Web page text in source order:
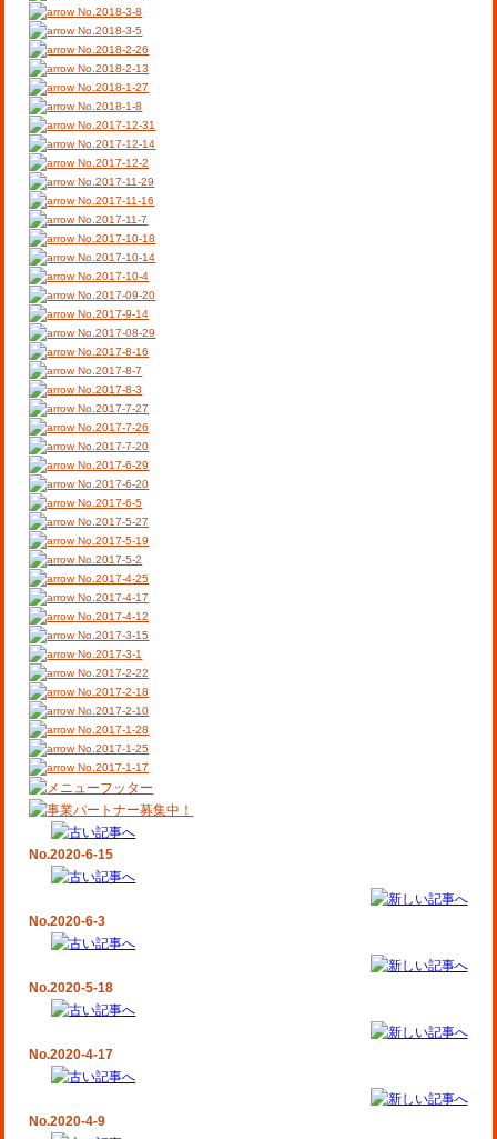
No.2018-3-8
No.2018-3-5
No.2018-2-26
No.2018-2-13
No.2018-1-27
No.2018-1-8
No.2017-12-31
No.2017-12-14
No.2017-12-2
No.2017-11-29
No.2017-11-16
No.2017-11-7
No.2017-10-18
No.2017-10-14
No.2017-10-4
No.2017-09-20
No.2017-9-14
No.2017-08-29
No.2017-8-16
No.2017-8-7
No.2017-8-3
No.2017-7-27
No.2017-7-26
No.2017-7-20
No.2017-6-29
No.2017-6-20
No.2017-6-5
No.2017-5-27
No.2017-5-19
No.2017-5-2
No.2017-4-25
No.2017-4-17
No.2017-4-12
No.2017-3-15
No.2017-3-1
No.2017-2-22
No.2017-2-18
No.2017-2-10
No.2017-1-28
No.2017-1-25
No.2017-1-17
No.2020-6-15
No.2020-6-3
No.2020-5-18
No.2020-4-17
No.2020-4-9